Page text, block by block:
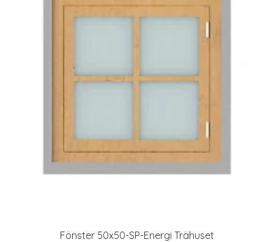
Fönster 50x50-SP-Energi Trähuset